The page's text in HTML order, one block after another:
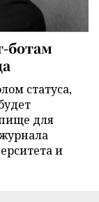
ботам
статуса,
для
и